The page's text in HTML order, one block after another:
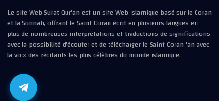
Le site Web Surat Qur'an est un site Web islamique basé sur le Coran
et la Sunnah, offrant le Saint Coran écrit en plusieurs langues en
plus de nombreuses interprétations et traductions de significations
avec la possibilité d'écouter et de télécharger le Saint Coran 'an avec
la voix des récitants les plus célèbres du monde islamique.